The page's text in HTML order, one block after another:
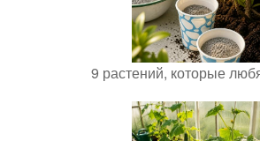
9 растений, которые